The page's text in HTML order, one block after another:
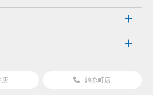
店 錦糸町店